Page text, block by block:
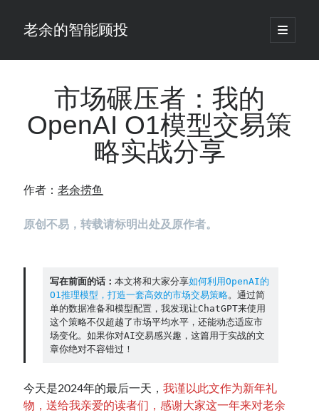
老余的智能顾投
open
primary
Sidebar
最新发表 ：
你的回测曲线越漂亮，我越替你担心：因为历史顺序，正在“倒着”给你
大多数突破交易倒在“收缩阶段”，而这个EA等的是“扩张确认”（附完整源
为什么说每年6月底是罗素2000最干净的套利窗口？
普通人的5个常见投资错误，可能让你多干12年才能退休
怎么把TradingView上的裸指标拆成可回测的交易规则：成交量差值背离
市场碾压者：我的
OpenAI O1模型交易策
略实战分享
作者：老余捞鱼
原创不易，转载请标明出处及原作者。
写在前面的话： 本文将和大家分享如何利用OpenAI的
O1推理模型，打造一套高效的市场交易策略。通过简
单的数据准备和模型配置，我发现让ChatGPT来使用
这个策略不仅超越了市场平均水平，还能动态适应市
场变化。如果你对AI交易感兴趣，这篇用于实战的文
章你绝对不容错过！
今天是2024年的最后一天，我谨以此文作为新年礼
物，送给我亲爱的读者们，感谢大家这一年来对老余